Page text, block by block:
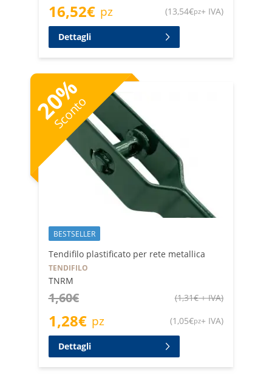
16,52€ pz (13,54€pz+ IVA)
Dettagli
20
%
Sconto
BESTSELLER
Tendifilo plastificato per rete metallica
TENDIFILO
TNRM
1,60€ (1,31€+ IVA)
1,28€ pz (1,05€pz+ IVA)
Dettagli